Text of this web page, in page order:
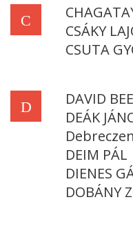
C
CSÁKY
CSUTA
D
DAVID
DEÁK
DEIM PÁL
DIENES
DOBÁNY